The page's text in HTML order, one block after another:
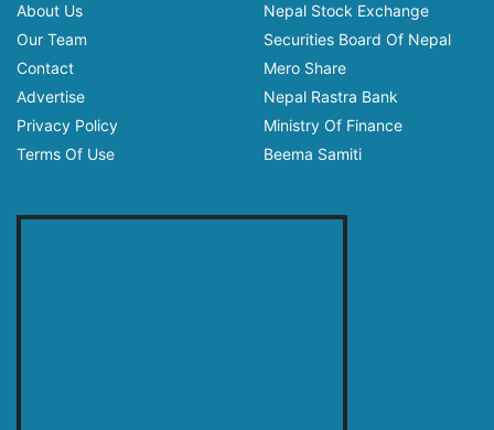
About Us
Our Team
Contact
Advertise
Privacy Policy
Terms Of Use
Nepal Stock Exchange
Securities Board Of Nepal
Mero Share
Nepal Rastra Bank
Ministry Of Finance
Beema Samiti